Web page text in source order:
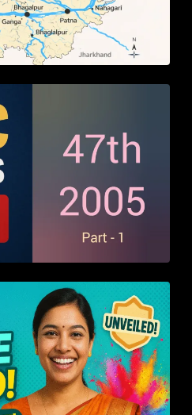
– 01)
भाषाओं व संस्कृतियों की धरोहर “हमारा